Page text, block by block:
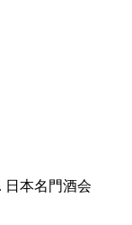
日本名門酒会